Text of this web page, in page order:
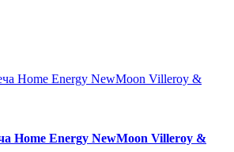
Home Energy NewMoon Villeroy &